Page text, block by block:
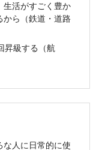
生活がすごく豊か
から（鉄道・道路
昇級する（航
な人に日常的に使